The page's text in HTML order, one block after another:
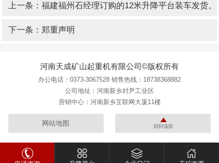
上一条：福建福州石经理订购的12米升降平台装车发货。
下一条：郑重声明
河南天成矿山起重机有限公司©版权所有
办公电话： 0373-3067528 销售热线： 18738368882
公司地址：河南新乡封尹工业区
营销中心：河南新乡互联网大厦11楼
网站地图 回到顶部